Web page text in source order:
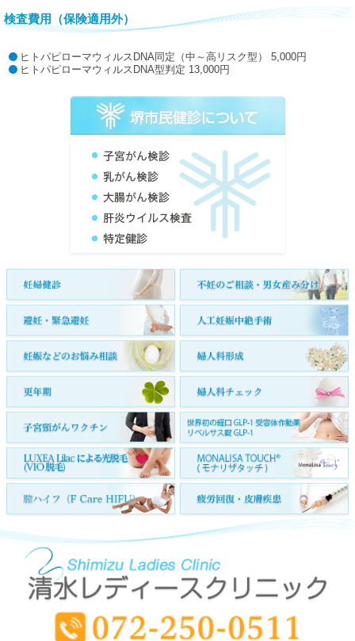
検査費用（保険適用外）
ヒトパピローマウィルスDNA同定（中～高リスク型） 5,000円
ヒトパピローマウィルスDNA型判定 13,000円